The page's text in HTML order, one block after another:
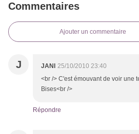
Commentaires
Ajouter un commentaire
J JANI
25/10/2010 23:40
<br /> C'est émouvant de voir une
Bises<br />
Répondre